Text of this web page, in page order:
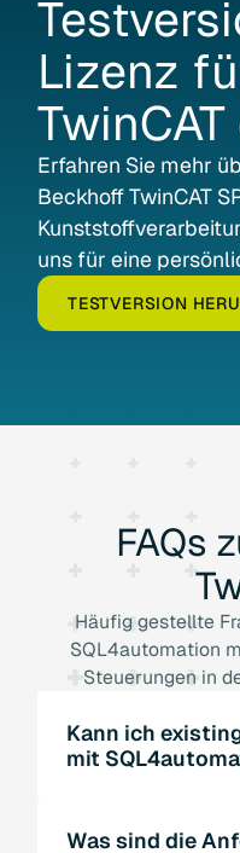
Lizenz
TwinCAT
Erfahren Sie mehr
Beckhoff TwinCAT
uns für eine
TESTVERSION
FAQs
Häufig gestellte
SQL4automation
Steuerungen in
Kann ich
mit
Was sind die